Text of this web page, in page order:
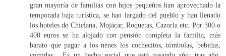
gran mayoría de familias con hijos pequeños han aprovechado la
temporada baja turística, se han largado del pueblo y han llenado
los hoteles de Chiclana, Mojácar, Roquetas, Cazorla etc. Por 300 o
400 euros se ha alojado con pensión completa la familia, más
barato que pagar a los nenes los cochecitos, tómbolas, bebidas,